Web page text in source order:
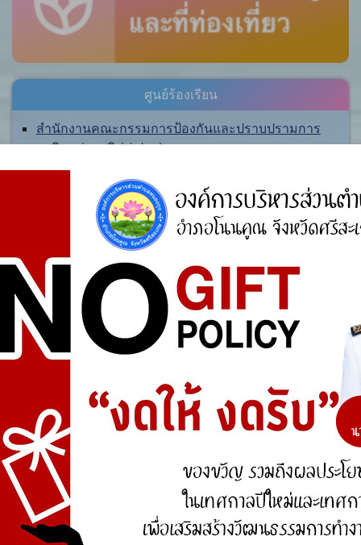
ศูนย์ร้องเรียน
สำนักงานคณะกรรมการป้องกันและปราบปรามการ
ทุจริตแห่งชาติ (ป.ป.ช.)
สำนักงานคณะกรรมการป้องกันและปราบปรามการ
ทุจริตในภาครัฐ
การจัดการความรู้ (KM)
องค์ความรู้ที่สนับสนุน วิสัยทัศน์ พันธกิจ ยุทธศาสตร์
ขององค์กร
องค์ความรู้จากประสบการณ์ที่องค์กรได้สั่งสมมา
องค์ความรู้ที่ใช้แก้ไขปัญหาที่องค์กรประสบอยู่ใน
ปัจจุบัน
องค์ความรู้อื่นๆ ที่เกี่ยวข้องกับการพัฒนาองค์กร
ประชาชนในเขตพื้นที่ตำบลหนองกุง มีความพึงพอใจ
ของต่อการดำเนินงานตามโครงการก่อสร้าง ประเภท
ใดมากที่สุด ?